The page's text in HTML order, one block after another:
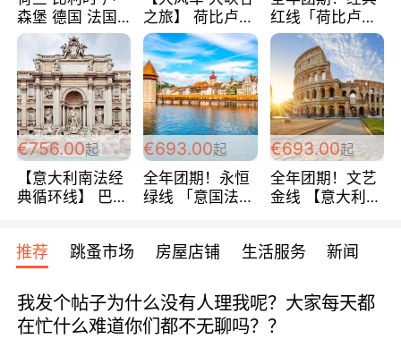
森堡 德国 法国
超爽玩遍西欧 循
环线 全程四星宾
馆 108欧/人/天
之旅】 荷比卢德
法 巴黎上下 经
典五国四日游
488欧/人
红线「荷比卢德
法」七天循环 五
国 仅售99欧/人/
天！巴黎上下！
包拼房~
€756.00起
【意大利南法经
典循环线】 巴黎
宾馆 108欧/天起
全程756欧/位
€693.00起
全年团期！永恒
绿线 「意国法
欧/天起 ~包拼房
€693.00起
全年团期！文艺
金线 【意大利一
每周铁发！
推荐 跳蚤市场 房屋店铺 生活服务 新闻
我发个帖子为什么没有人理我呢？大家每天都
在忙什么难道你们都不无聊吗？？